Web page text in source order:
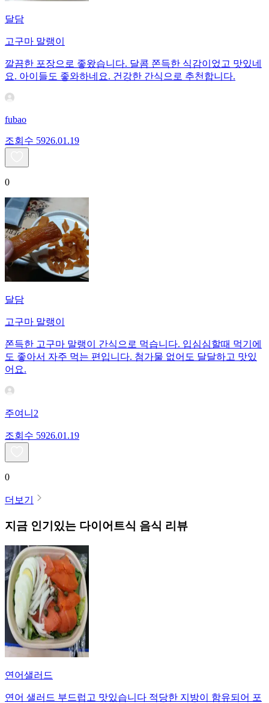
달담
고구마 말랭이
깔끔한 포장으로 좋왔습니다. 달콤 쫀득한 식감이었고 맛있네
요. 아이들도 좋와하네요. 건강한 간식으로 추천합니다.
fubao
조회수 5926.01.19
0
달담
고구마 말랭이
쫀득한 고구마 말랭이 간식으로 먹습니다. 입심심할때 먹기에
도 좋아서 자주 먹는 편입니다. 첨가물 없어도 달달하고 맛있
어요.
주여니2
조회수 5926.01.19
0
더보기
지금 인기있는 다이어트식 음식 리뷰
연어샐러드
연어 샐러드 부드럽고 맛있습니다 적당한 지방이 함유되어 포